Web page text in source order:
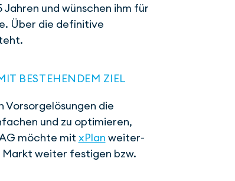
und wünschen ihm für
Über die definitive
BESTEHENDEM ZIEL
die
und zu optimieren,
möchte mit xPlan weiter­
Markt weiter fes­tigen bzw.